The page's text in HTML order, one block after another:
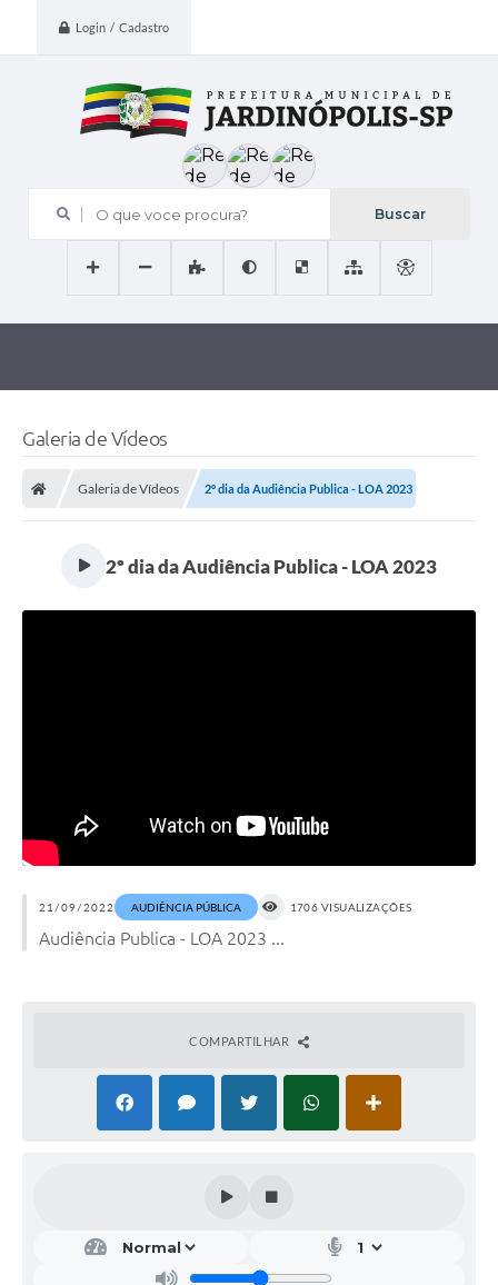
Login / Cadastro
O que voce procura?
Galeria de Vídeos
Galeria de Vídeos 2º dia da Audiência Publica - LOA 2023
2º dia da Audiência Publica - LOA 2023
21/09/2022 AUDIÊNCIA PÚBLICA 1706 VISUALIZAÇÕES
Audiência Publica - LOA 2023 ...
COMPARTILHAR